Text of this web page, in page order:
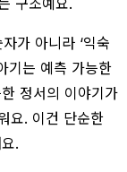
가 아니라 ‘익숙
기는 예측 가능한
정서의 이야기가
요. 이건 단순한
.